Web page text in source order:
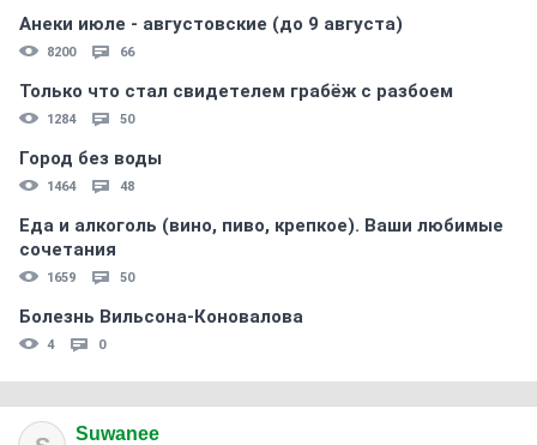
Анеки июле - августовские (до 9 августа)
8200 66
Только что стал свидетелем грабёж с разбоем
1284 50
Город без воды
1464 48
Еда и алкоголь (вино, пиво, крепкое). Ваши любимые
сочетания
1659 50
Болезнь Вильсона-Коновалова
4 0
Suwanee